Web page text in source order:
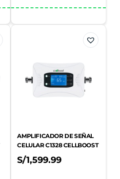
AMPLIFICADOR DE SEÑAL
CELULAR C1328 CELLBOOST
S/1,599.99